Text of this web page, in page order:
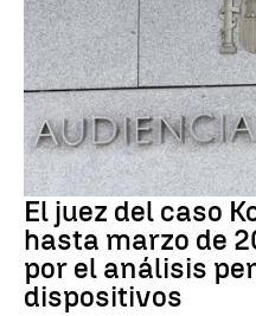
Caso Koldo
El juez del caso
hasta marzo de
por el análisis
dispositivos